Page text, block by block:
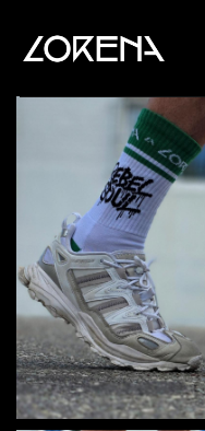
-
ABOUT
VIDEOS
SHOP